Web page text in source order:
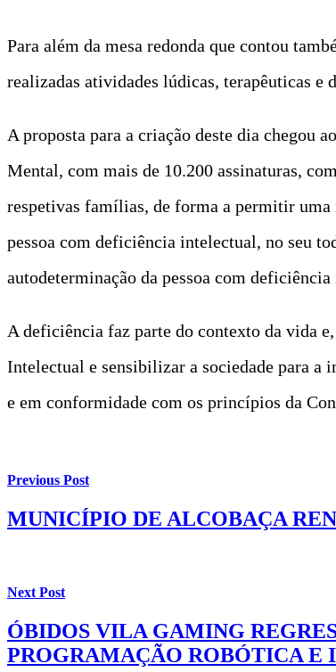
Para além da mesa redonda que contou
realizadas atividades lúdicas, terapêuticas e
A proposta para a criação deste dia chegou
Mental, com mais de 10.200 assinaturas,
respetivas famílias, de forma a permitir
pessoa com deficiência intelectual, no seu
autodeterminação da pessoa com
A deficiência faz parte do contexto da vida
Intelectual e sensibilizar a sociedade para a
e em conformidade com os princípios da
Previous Post
MUNICÍPIO DE ALCOBAÇA
Next Post
ÓBIDOS VILA GAMING
PROGRAMAÇÃO ROBÓTICA